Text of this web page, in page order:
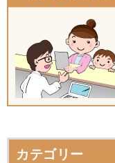
カテゴリー